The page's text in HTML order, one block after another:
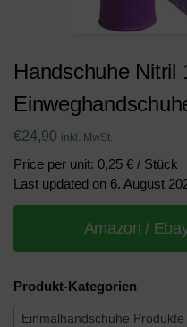
Handschuhe Nitril
€24,90 inkl. MwSt.
Price per unit: 0,25 € / Stück
Last updated on 6. August
Amazon /
Produkt-Kategorien
Einmalhandschuhe